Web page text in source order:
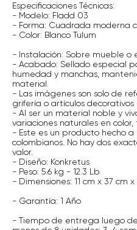
Especificaciones Técnicas:
- Modelo: Fladd 03
- Forma: Cuadrada moderna
- Color: Blanco Tulum
- Instalación: Sobre mueble o
- Acabado: Sellado especial
humedad y manchas,
material.
- Las imágenes son solo de
grifería o artículos decorativos
- Al ser un material noble y
variaciones naturales en color,
- Este es un producto hecho
colombianos. No hay dos
valor.
- Diseño: Konkretus
- Peso: 5.6 kg - 12.3 Lb
- Dimensiones: 11 cm x 37 cm x
- Garantía: 1 Año
- Tiempo de entrega luego